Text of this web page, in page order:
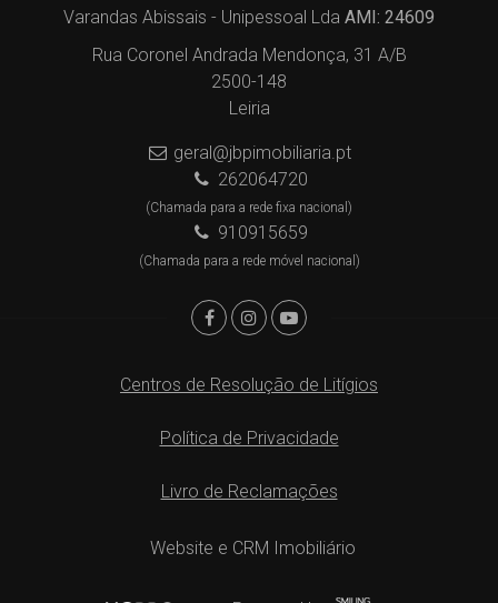
Varandas Abissais - Unipessoal Lda AMI: 24609
Rua Coronel Andrada Mendonça, 31 A/B
2500-148
Leiria
geral@jbpimobiliaria.pt
262064720
(Chamada para a rede fixa nacional)
910915659
(Chamada para a rede móvel nacional)
Centros de Resolução de Litígios
Política de Privacidade
Livro de Reclamações
Website e CRM Imobiliário